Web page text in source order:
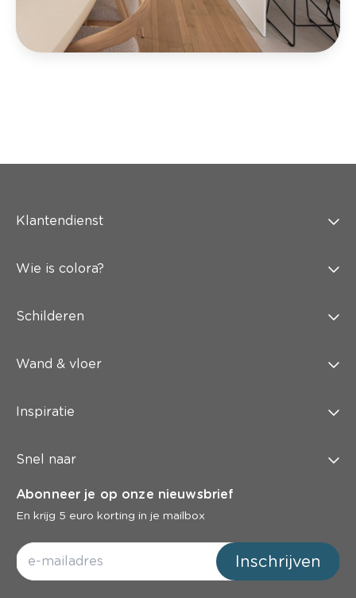
Klantendienst
Wie is colora?
Schilderen
Wand & vloer
Inspiratie
Snel naar
Abonneer je op onze nieuwsbrief
En krijg 5 euro korting in je mailbox
Inschrijven